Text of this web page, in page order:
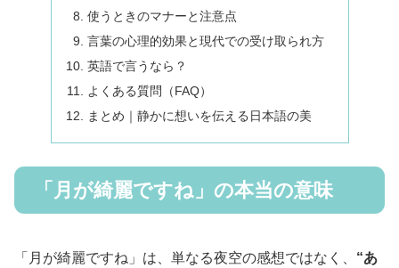
使うときのマナーと注意点
言葉の心理的効果と現代での受け取られ方
英語で言うなら？
よくある質問（FAQ）
まとめ｜静かに想いを伝える日本語の美
「月が綺麗ですね」の本当の意味
「月が綺麗ですね」は、単なる夜空の感想ではなく、 “あ